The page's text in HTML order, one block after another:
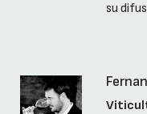
su